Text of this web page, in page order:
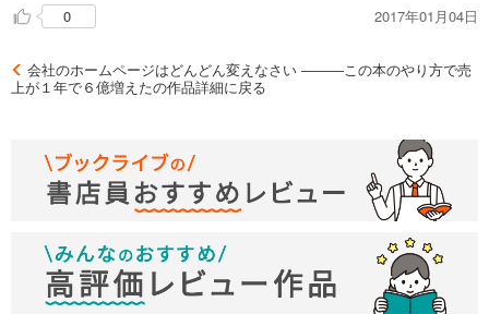
有名アーティストや有名企業のソーシャルメディアキャンペーン立案や
６―９月度Google「Excellent Performer Award」最優秀賞、２０１２年
下半期Yahoo!JAPANプロモーション広告「新規代理店賞第１位」を受賞
ず実施するWebマーケティング関連のセミナー講演回数は、年間５０件
以上にのぼる。現在は、海外にも活動拠点を拡大し、次世代のWebマー
ケッター育成活動に取り組んでいる。
著書『ホームページで売上があがる会社、あがらない会社、何が違う
か』(あさ出版)は、芥川賞を受賞した『火花』をおさえて、Amazon書籍
部門総合１位を２日連続で獲得。また、紀伊國屋書店チェーンのインタ
ーネットビジネス書部門で、２０１５年の年間ランキング１位になるな
ど異例の大ヒットとなった。
0 2017年01月04日
会社のホームページはどんどん変えなさい ―――この本のやり方で売
上が１年で６億増えたの作品詳細に戻る